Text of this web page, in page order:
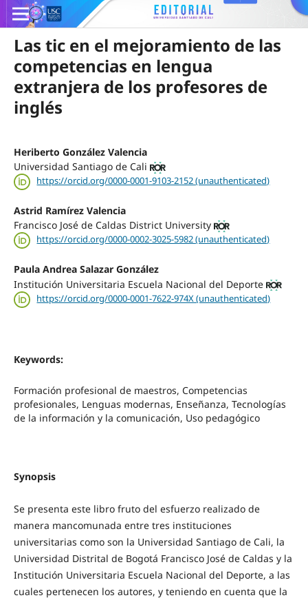
Las tic en el mejoramiento de las
competencias en lengua
extranjera de los profesores de
inglés
Heriberto González Valencia
Universidad Santiago de Cali
https://orcid.org/0000-0001-9103-2152 (unauthenticated)
Astrid Ramírez Valencia
Francisco José de Caldas District University
https://orcid.org/0000-0002-3025-5982 (unauthenticated)
Paula Andrea Salazar González
Institución Universitaria Escuela Nacional del Deporte
https://orcid.org/0000-0001-7622-974X (unauthenticated)
Keywords:
Formación profesional de maestros, Competencias
profesionales, Lenguas modernas, Enseñanza, Tecnologías
de la información y la comunicación, Uso pedagógico
Synopsis
Se presenta este libro fruto del esfuerzo realizado de
manera mancomunada entre tres instituciones
universitarias como son la Universidad Santiago de Cali, la
Universidad Distrital de Bogotá Francisco José de Caldas y la
Institución Universitaria Escuela Nacional del Deporte, a las
cuales pertenecen los autores, y teniendo en cuenta que la